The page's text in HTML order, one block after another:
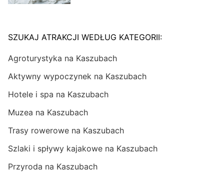
SZUKAJ ATRAKCJI WEDŁUG KATEGORII:
Agroturystyka na Kaszubach
Aktywny wypoczynek na Kaszubach
Hotele i spa na Kaszubach
Muzea na Kaszubach
Trasy rowerowe na Kaszubach
Szlaki i spływy kajakowe na Kaszubach
Przyroda na Kaszubach